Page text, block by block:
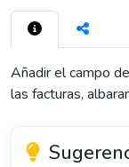
Añadir el campo
las facturas,